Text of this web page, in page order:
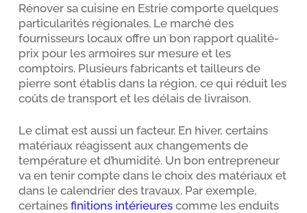
Rénover sa cuisine en Estrie comporte quelques
particularités régionales. Le marché des
fournisseurs locaux offre un bon rapport qualité-
prix pour les armoires sur mesure et les
comptoirs. Plusieurs fabricants et tailleurs de
pierre sont établis dans la région, ce qui réduit les
coûts de transport et les délais de livraison.
Le climat est aussi un facteur. En hiver, certains
matériaux réagissent aux changements de
température et d’humidité. Un bon entrepreneur
va en tenir compte dans le choix des matériaux et
dans le calendrier des travaux. Par exemple,
certaines finitions intérieurescomme les enduits